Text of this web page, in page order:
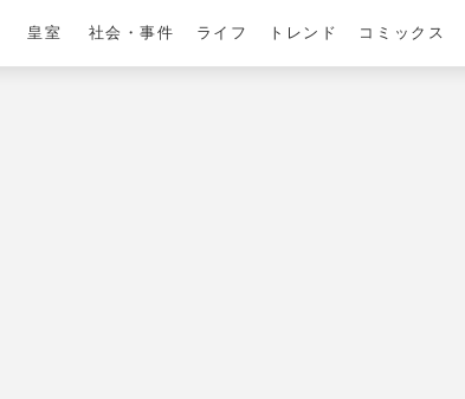
皇室 社会・事件 ライフ トレンド コミックス